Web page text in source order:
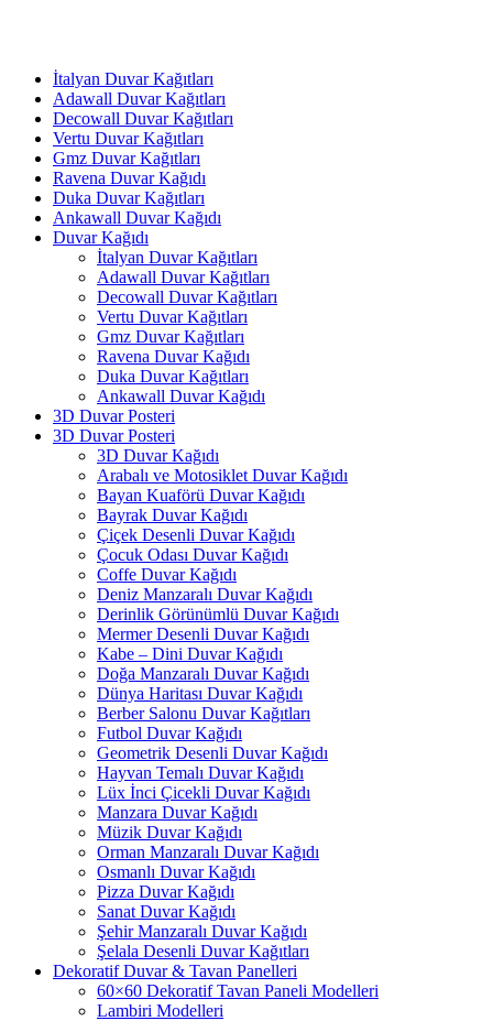
İtalyan Duvar Kağıtları
Adawall Duvar Kağıtları
Decowall Duvar Kağıtları
Vertu Duvar Kağıtları
Gmz Duvar Kağıtları
Ravena Duvar Kağıdı
Duka Duvar Kağıtları
Ankawall Duvar Kağıdı
Duvar Kağıdı
İtalyan Duvar Kağıtları
Adawall Duvar Kağıtları
Decowall Duvar Kağıtları
Vertu Duvar Kağıtları
Gmz Duvar Kağıtları
Ravena Duvar Kağıdı
Duka Duvar Kağıtları
Ankawall Duvar Kağıdı
3D Duvar Posteri
3D Duvar Posteri
3D Duvar Kağıdı
Arabalı ve Motosiklet Duvar Kağıdı
Bayan Kuaförü Duvar Kağıdı
Bayrak Duvar Kağıdı
Çiçek Desenli Duvar Kağıdı
Çocuk Odası Duvar Kağıdı
Coffe Duvar Kağıdı
Deniz Manzaralı Duvar Kağıdı
Derinlik Görünümlü Duvar Kağıdı
Mermer Desenli Duvar Kağıdı
Kabe – Dini Duvar Kağıdı
Doğa Manzaralı Duvar Kağıdı
Dünya Haritası Duvar Kağıdı
Berber Salonu Duvar Kağıtları
Futbol Duvar Kağıdı
Geometrik Desenli Duvar Kağıdı
Hayvan Temalı Duvar Kağıdı
Lüx İnci Çicekli Duvar Kağıdı
Manzara Duvar Kağıdı
Müzik Duvar Kağıdı
Orman Manzaralı Duvar Kağıdı
Osmanlı Duvar Kağıdı
Pizza Duvar Kağıdı
Sanat Duvar Kağıdı
Şehir Manzaralı Duvar Kağıdı
Şelala Desenli Duvar Kağıtları
Dekoratif Duvar & Tavan Panelleri
60×60 Dekoratif Tavan Paneli Modelleri
Lambiri Modelleri